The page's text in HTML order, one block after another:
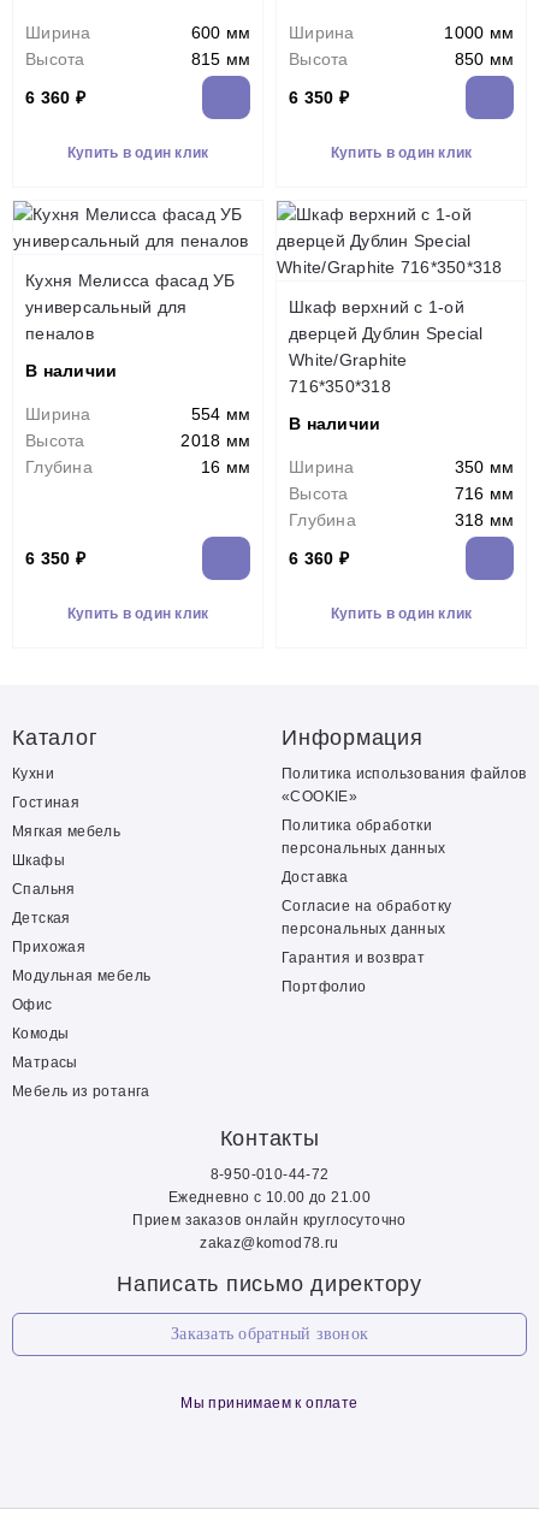
Ширина
600 мм
Высота
815 мм
6 360 ₽
Купить в один клик
Ширина
1000 мм
Высота
850 мм
6 350 ₽
Купить в один клик
Кухня Мелисса фасад УБ
универсальный для
пеналов
В наличии
Ширина
554 мм
Высота
2018 мм
Глубина
16 мм
6 350 ₽
Купить в один клик
Шкаф верхний с 1-ой
дверцей Дублин Special
White/Graphite
716*350*318
В наличии
Ширина
350 мм
Высота
716 мм
Глубина
318 мм
6 360 ₽
Купить в один клик
Каталог
Кухни
Гостиная
Мягкая мебель
Шкафы
Спальня
Детская
Прихожая
Модульная мебель
Офис
Комоды
Матрасы
Мебель из ротанга
Информация
Политика использования файлов
«COOKIE»
Политика обработки
персональных данных
Доставка
Согласие на обработку
персональных данных
Гарантия и возврат
Портфолио
Контакты
8-950-010-44-72
Ежедневно с 10.00 до 21.00
Прием заказов онлайн круглосуточно
zakaz@komod78.ru
Написать письмо директору
Заказать обратный звонок
Мы принимаем к оплате